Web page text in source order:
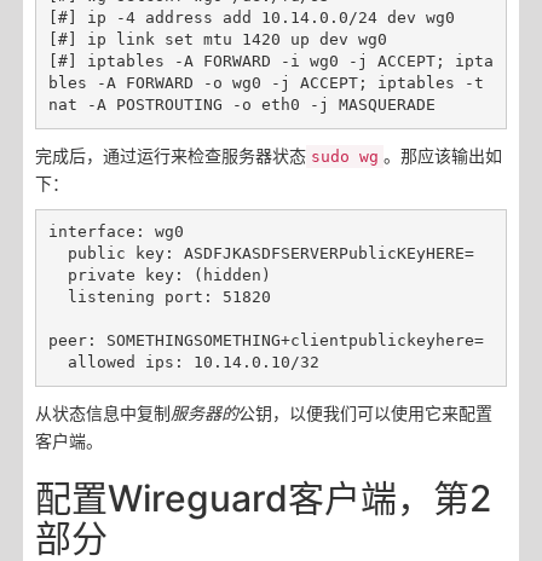
[#] ip -4 address add 10.14.0.0/24 dev wg0
[#] ip link set mtu 1420 up dev wg0
[#] iptables -A FORWARD -i wg0 -j ACCEPT; ipta
bles -A FORWARD -o wg0 -j ACCEPT; iptables -t
完成后，通过运行来检查服务器状态 sudo wg 。那应该输出如
下：
interface: wg0
peer: SOMETHINGSOMETHING+clientpublickeyhere=
从状态信息中复制服务器的公钥，以便我们可以使用它来配置
客户端。
配置Wireguard客户端，第2
部分